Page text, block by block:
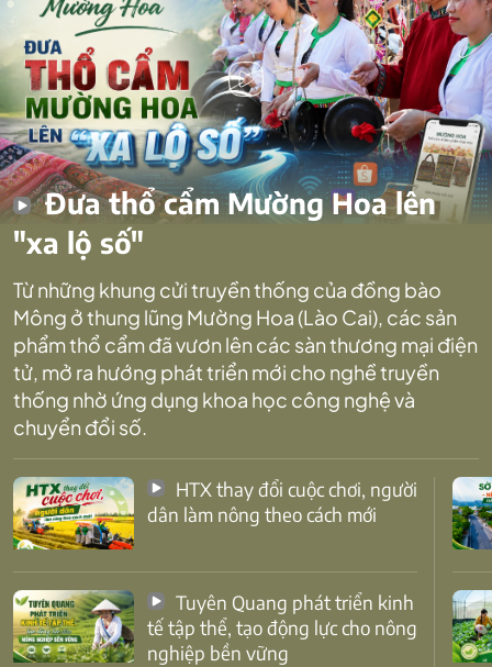
Đưa thổ cẩm Mường Hoa lên
"xa lộ số"
Từ những khung cửi truyền thống của đồng bào
Mông ở thung lũng Mường Hoa (Lào Cai), các sản
phẩm thổ cẩm đã vươn lên các sàn thương mại điện
tử, mở ra hướng phát triển mới cho nghề truyền
thống nhờ ứng dụng khoa học công nghệ và
chuyển đổi số.
dân làm nông theo cách mới
tế tập thể, tạo động lực cho nông
nghiệp bền vững